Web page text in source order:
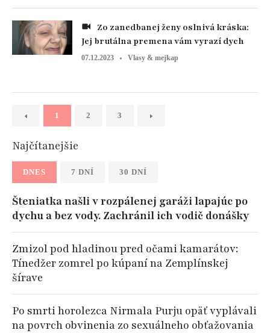
Jej brutálna premena vám vyrazí dych
07.12.2023 Vlasy & mejkap
1 2 3
Najčítanejšie
DNES 7 DNÍ 30 DNÍ
Šteniatka našli v rozpálenej garáži lapajúc po
dychu a bez vody. Zachránil ich vodič donášky
Zmizol pod hladinou pred očami kamarátov:
Tínedžer zomrel po kúpaní na Zemplínskej
šírave
Po smrti horolezca Nirmala Purju opäť vyplávali
na povrch obvinenia zo sexuálneho obťažovania